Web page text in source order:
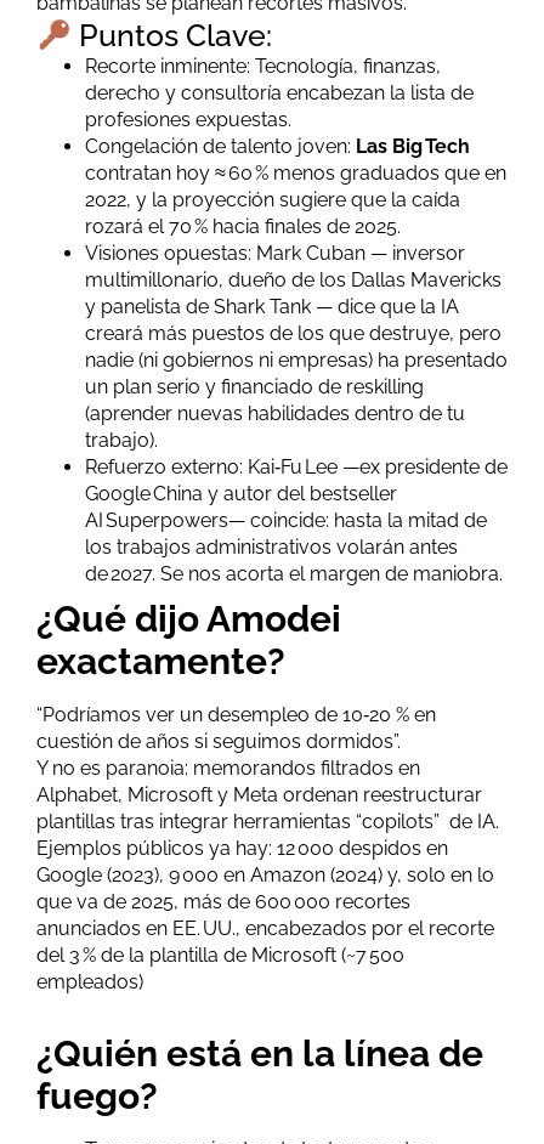
Puntos Clave:
Recorte inminente: Tecnología, finanzas,
derecho y consultoría encabezan la lista de
profesiones expuestas.
Congelación de talento joven: Las Big Tech
contratan hoy ≈ 60 % menos graduados que en
2022, y la proyección sugiere que la caída
rozará el 70 % hacia finales de 2025.
Visiones opuestas: Mark Cuban — inversor
multimillonario, dueño de los Dallas Mavericks
y panelista de Shark Tank — dice que la IA
creará más puestos de los que destruye, pero
nadie (ni gobiernos ni empresas) ha presentado
un plan serio y financiado de reskilling
(aprender nuevas habilidades dentro de tu
trabajo).
Refuerzo externo: Kai‑Fu Lee —ex presidente de
Google China y autor del bestseller
AI Superpowers— coincide: hasta la mitad de
los trabajos administrativos volarán antes
de 2027. Se nos acorta el margen de maniobra.
¿Qué dijo Amodei
exactamente?
“Podríamos ver un desempleo de 10‑20 % en
cuestión de años si seguimos dormidos”.
Y no es paranoia: memorandos filtrados en
Alphabet, Microsoft y Meta ordenan reestructurar
plantillas tras integrar herramientas “copilots” de IA.
Ejemplos públicos ya hay: 12 000 despidos en
Google (2023), 9 000 en Amazon (2024) y, solo en lo
que va de 2025, más de 600 000 recortes
anunciados en EE. UU., encabezados por el recorte
del 3 % de la plantilla de Microsoft (~7 500
empleados)
¿Quién está en la línea de
fuego?